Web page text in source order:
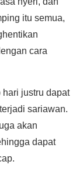
itu semua,
cara
hari justru dapat
sariawan.
akan
dapat